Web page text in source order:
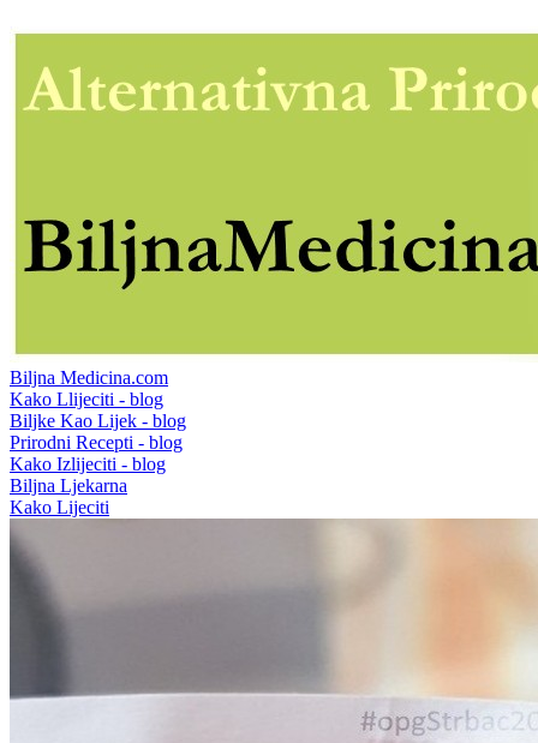
Biljna Medicina.com
Kako Llijeciti - blog
Biljke Kao Lijek - blog
Prirodni Recepti - blog
Kako Izlijeciti - blog
Biljna Ljekarna
Kako Lijeciti